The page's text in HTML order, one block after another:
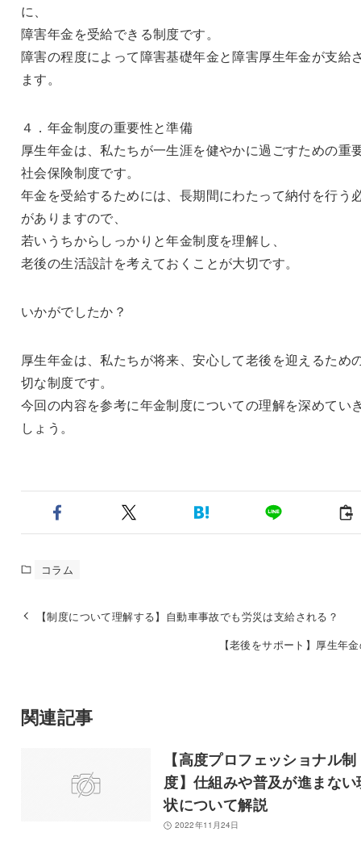
に、
障害年金を受給できる制度です。
障害の程度によって障害基礎年金と障害厚生年金が支給
ます。
４．年金制度の重要性と準備
厚生年金は、私たちが一生涯を健やかに過ごすための重
社会保険制度です。
年金を受給するためには、長期間にわたって納付を行う
がありますので、
若いうちからしっかりと年金制度を理解し、
老後の生活設計を考えておくことが大切です。
いかがでしたか？
厚生年金は、私たちが将来、安心して老後を迎えるため
切な制度です。
今回の内容を参考に年金制度についての理解を深めてい
しょう。
コラム
【制度について理解する】自動車事故でも労災は支給される？
【老後をサポート】厚生年
関連記事
【高度プロフェッショナル制
度】仕組みや普及が進まない
状について解説
2022年11月24日